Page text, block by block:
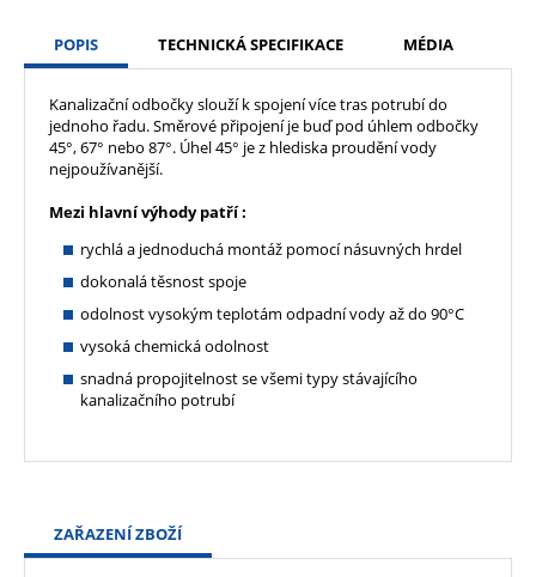
POPIS TECHNICKÁ SPECIFIKACE MÉDIA
Kanalizační odbočky slouží k spojení více tras potrubí do
jednoho řadu. Směrové připojení je buď pod úhlem odbočky
45°, 67° nebo 87°. Úhel 45° je z hlediska proudění vody
nejpoužívanější.
Mezi hlavní výhody patří :
rychlá a jednoduchá montáž pomocí násuvných hrdel
dokonalá těsnost spoje
odolnost vysokým teplotám odpadní vody až do 90°C
vysoká chemická odolnost
snadná propojitelnost se všemi typy stávajícího
kanalizačního potrubí
ZAŘAZENÍ ZBOŽÍ